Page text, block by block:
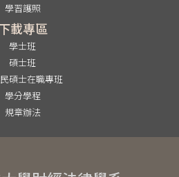
學習護照
載專區
學士班
碩士班
碩士在職專班
學分學程
規章辦法